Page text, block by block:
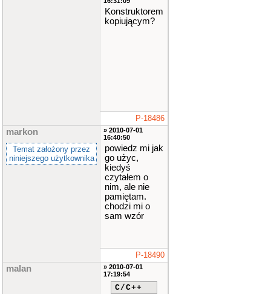
Konstruktorem
kopiującym?
P-18486
markon
Temat założony przez
niniejszego użytkownika
» 2010-07-01
16:40:50
powiedz mi jak
go użyc,
kiedyś
czytałem o
nim, ale nie
pamiętam.
chodzi mi o
sam wzór
P-18490
malan
» 2010-07-01
17:19:54
C/C++